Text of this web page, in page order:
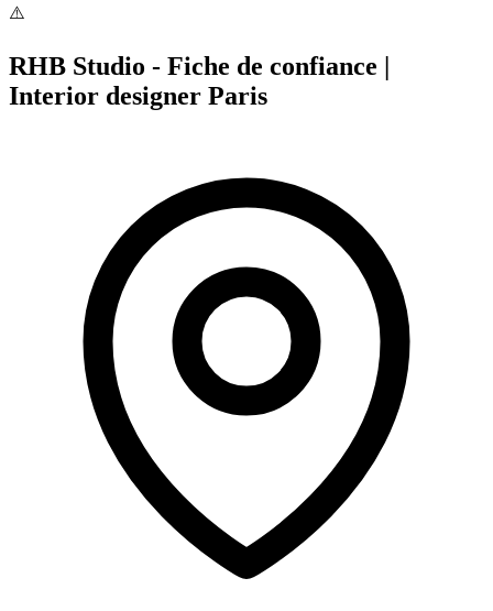
⚠️
RHB Studio - Fiche de confiance |
Interior designer Paris